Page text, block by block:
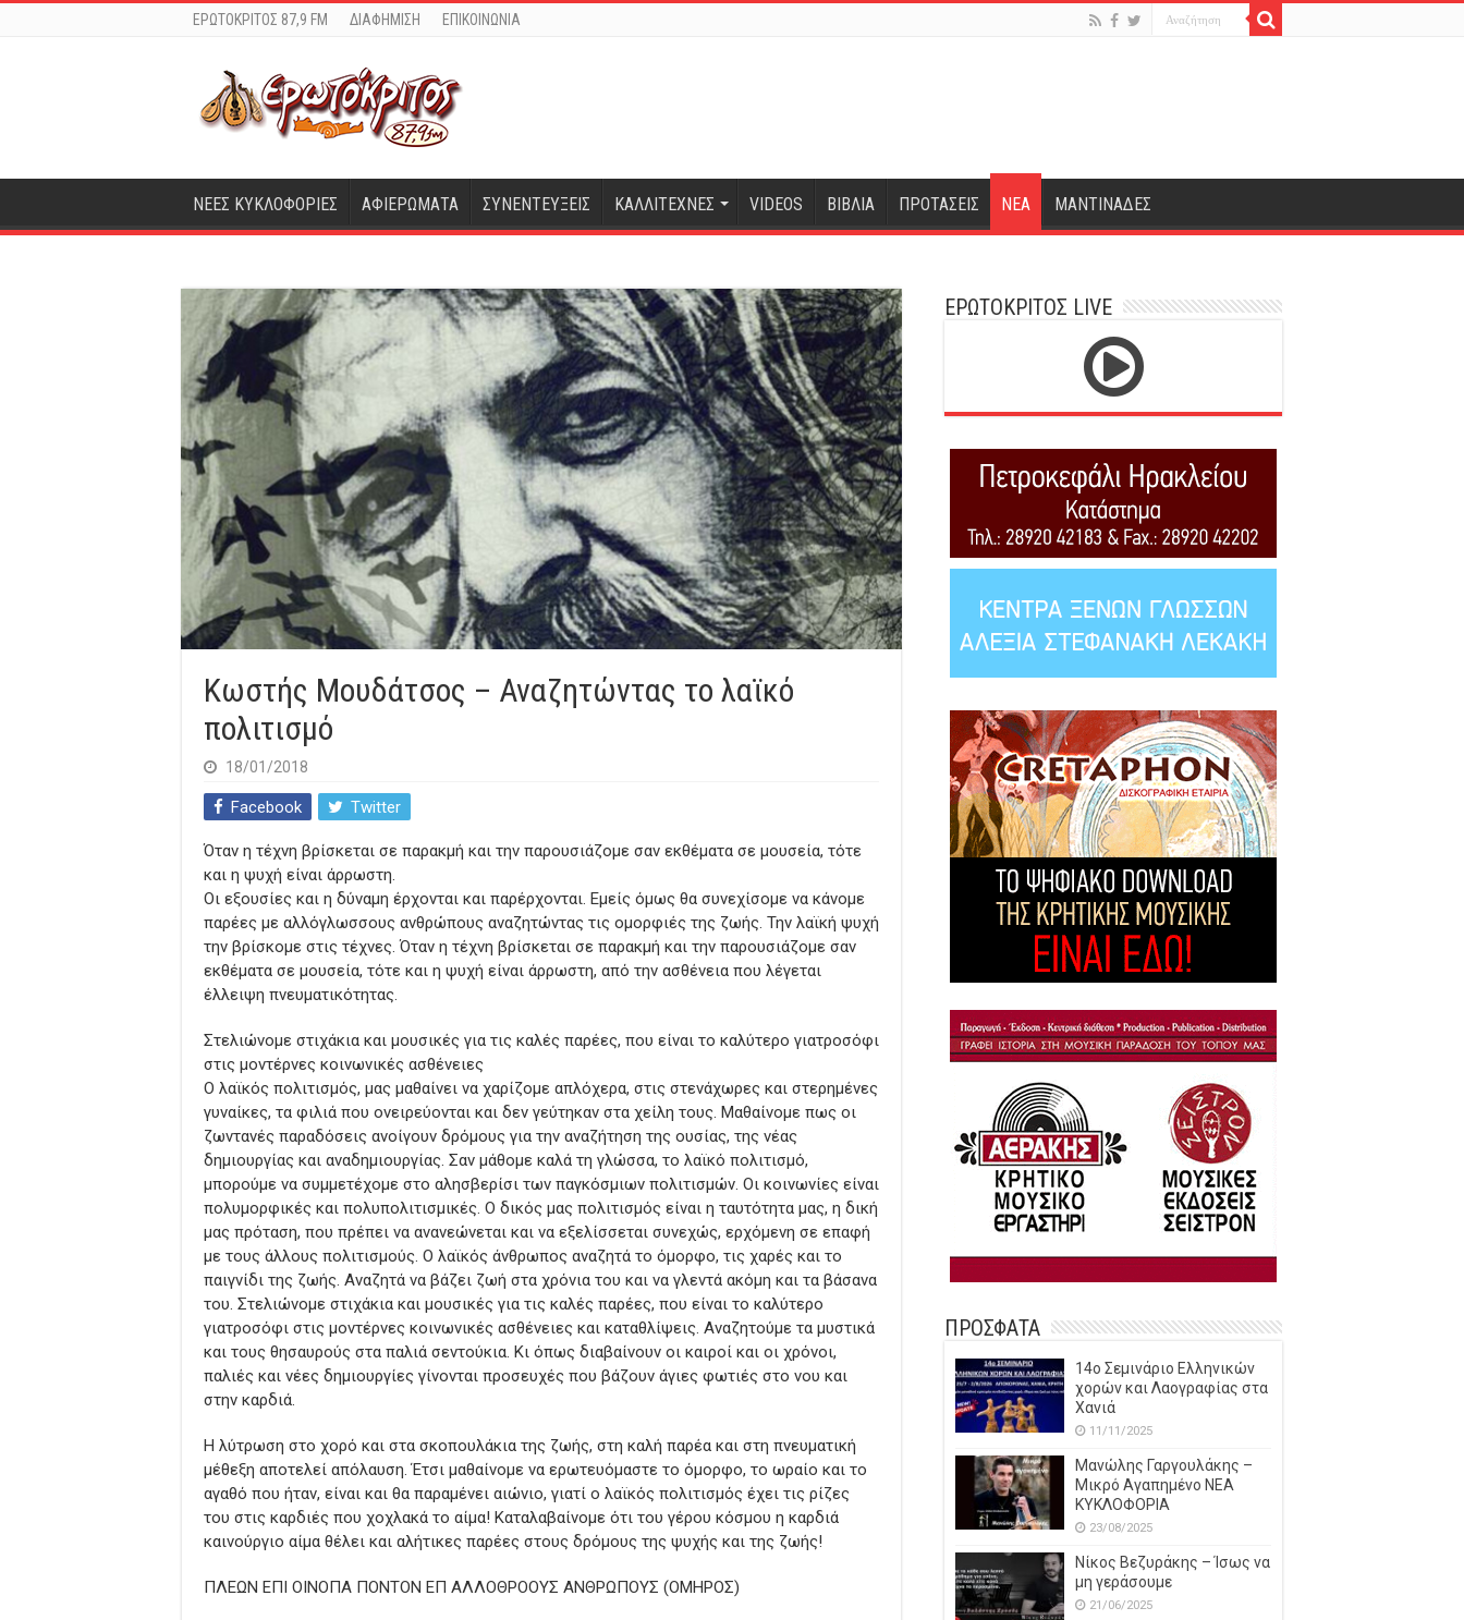
ΕΡΩΤΟΚΡΙΤΟΣ 87,9 FM ΔΙΑΦΗΜΙΣΗ ΕΠΙΚΟΙΝΩΝΙΑ
ΝΕΕΣ ΚΥΚΛΟΦΟΡΙΕΣ ΑΦΙΕΡΩΜΑΤΑ ΣΥΝΕΝΤΕΥΞΕΙΣ ΚΑΛΛΙΤΕΧΝΕΣ VIDEOS ΒΙΒΛΙΑ ΠΡΟΤΑΣΕΙΣ ΝΕΑ ΜΑΝΤΙΝΑΔΕΣ
Κωστής Μουδάτσος – Αναζητώντας το λαϊκό
πολιτισμό
18/01/2018
Facebook Twitter
Όταν η τέχνη βρίσκεται σε παρακμή και την παρουσιάζομε σαν εκθέματα σε μουσεία, τότε
και η ψυχή είναι άρρωστη.
Οι εξουσίες και η δύναμη έρχονται και παρέρχονται. Εμείς όμως θα συνεχίσομε να κάνομε
παρέες με αλλόγλωσσους ανθρώπους αναζητώντας τις ομορφιές της ζωής. Την λαϊκή ψυχή
την βρίσκομε στις τέχνες. Όταν η τέχνη βρίσκεται σε παρακμή και την παρουσιάζομε σαν
εκθέματα σε μουσεία, τότε και η ψυχή είναι άρρωστη, από την ασθένεια που λέγεται
έλλειψη πνευματικότητας.
Στελιώνομε στιχάκια και μουσικές για τις καλές παρέες, που είναι το καλύτερο γιατροσόφι
στις μοντέρνες κοινωνικές ασθένειες
Ο λαϊκός πολιτισμός, μας μαθαίνει να χαρίζομε απλόχερα, στις στενάχωρες και στερημένες
γυναίκες, τα φιλιά που ονειρεύονται και δεν γεύτηκαν στα χείλη τους. Μαθαίνομε πως οι
ζωντανές παραδόσεις ανοίγουν δρόμους για την αναζήτηση της ουσίας, της νέας
δημιουργίας και αναδημιουργίας. Σαν μάθομε καλά τη γλώσσα, το λαϊκό πολιτισμό,
μπορούμε να συμμετέχομε στο αλησβερίσι των παγκόσμιων πολιτισμών. Οι κοινωνίες είναι
πολυμορφικές και πολυπολιτισμικές. Ο δικός μας πολιτισμός είναι η ταυτότητα μας, η δική
μας πρόταση, που πρέπει να ανανεώνεται και να εξελίσσεται συνεχώς, ερχόμενη σε επαφή
με τους άλλους πολιτισμούς. Ο λαϊκός άνθρωπος αναζητά το όμορφο, τις χαρές και το
παιγνίδι της ζωής. Αναζητά να βάζει ζωή στα χρόνια του και να γλεντά ακόμη και τα βάσανα
του. Στελιώνομε στιχάκια και μουσικές για τις καλές παρέες, που είναι το καλύτερο
γιατροσόφι στις μοντέρνες κοινωνικές ασθένειες και καταθλίψεις. Αναζητούμε τα μυστικά
και τους θησαυρούς στα παλιά σεντούκια. Κι όπως διαβαίνουν οι καιροί και οι χρόνοι,
παλιές και νέες δημιουργίες γίνονται προσευχές που βάζουν άγιες φωτιές στο νου και
στην καρδιά.
Η λύτρωση στο χορό και στα σκοπουλάκια της ζωής, στη καλή παρέα και στη πνευματική
μέθεξη αποτελεί απόλαυση. Έτσι μαθαίνομε να ερωτευόμαστε το όμορφο, το ωραίο και το
αγαθό που ήταν, είναι και θα παραμένει αιώνιο, γιατί ο λαϊκός πολιτισμός έχει τις ρίζες
του στις καρδιές που χοχλακά το αίμα! Καταλαβαίνομε ότι του γέρου κόσμου η καρδιά
καινούργιο αίμα θέλει και αλήτικες παρέες στους δρόμους της ψυχής και της ζωής!
ΠΛΕΩΝ ΕΠΙ ΟΙΝΟΠΑ ΠΟΝΤΟΝ ΕΠ ΑΛΛΟΘΡΟΟΥΣ ΑΝΘΡΩΠΟΥΣ (ΟΜΗΡΟΣ)
ΕΡΩΤΟΚΡΙΤΟΣ LIVE
ΠΡΟΣΦΑΤΑ
14o Σεμινάριο Ελληνικών
χορών και Λαογραφίας στα
Χανιά
11/11/2025
Μανώλης Γαργουλάκης –
Μικρό Αγαπημένο NEΑ
ΚΥΚΛΟΦΟΡΙΑ
23/08/2025
Νίκος Βεζυράκης – Ίσως να
μη γεράσουμε
21/06/2025